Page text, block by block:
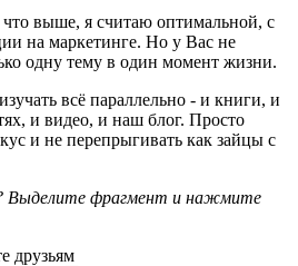
что выше, я считаю оптимальной, с
на маркетинге. Но у Вас не
одну тему в один момент жизни.
всё параллельно - и книги, и
и видео, и наш блог. Просто
и не перепрыгивать как зайцы с
Выделите фрагмент и нажмите
друзьям